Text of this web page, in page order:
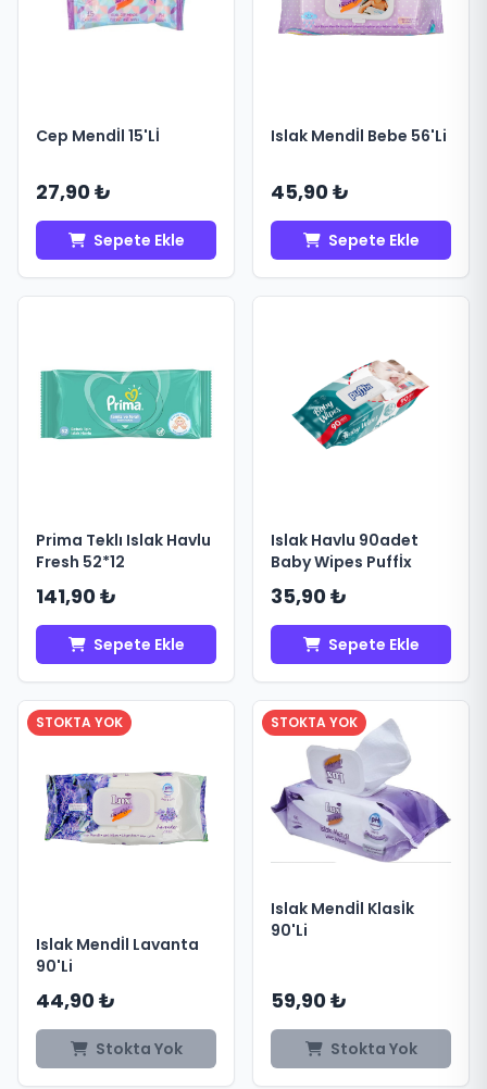
Cep Mendİl 15'Lİ
27,90 ₺
Sepete Ekle
Islak Mendİl Bebe 56'Li
45,90 ₺
Sepete Ekle
Prima Teklı Islak Havlu
Fresh 52*12
141,90 ₺
Sepete Ekle
Islak Havlu 90adet
Baby Wipes Puffİx
35,90 ₺
Sepete Ekle
STOKTA YOK
Islak Mendİl Lavanta
90'Li
44,90 ₺
Stokta Yok
STOKTA YOK
Islak Mendİl Klasİk
90'Li
59,90 ₺
Stokta Yok